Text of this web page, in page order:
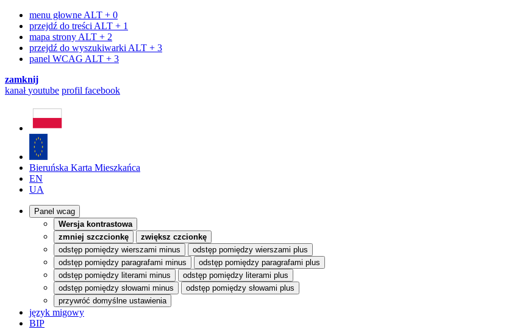
menu głowne ALT + 0
przejdź do treści ALT + 1
mapa strony ALT + 2
przejdź do wyszukiwarki ALT + 3
panel WCAG ALT + 3
zamknij
kanałyoutube profil facebook
Bieruńska Karta Mieszkańca
EN
UA
Panel wcag
Wersja kontrastowa
zmniej szczcionkę
zwiększ czcionkę
odstęp pomiędzy wierszami minus
odstęp pomiędzy wierszami plus
odstęp pomiędzy paragrafami minus
odstęp pomiędzy paragrafami plus
odstęp pomiędzy literami minus
odstęp pomiędzy literami plus
odstęp pomiędzy słowami minus
odstęp pomiędzy słowami plus
przywróć domyślne ustawienia
język migowy
BIP